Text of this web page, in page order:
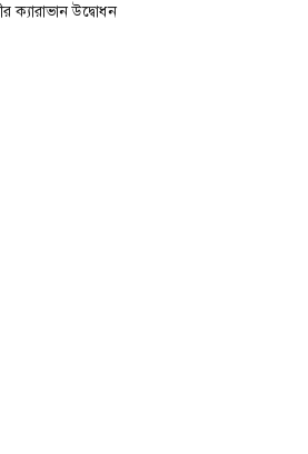
ক্যারাভান উদ্বোধন